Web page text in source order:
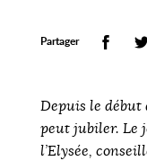
Partager
Depuis le début
peut jubiler. Le
l’Elysée,